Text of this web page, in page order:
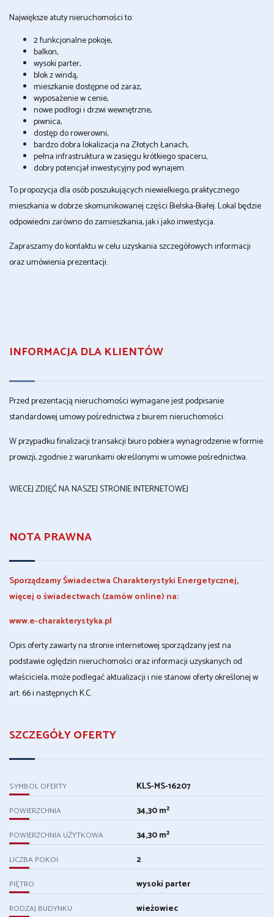
Największe atuty nieruchomości to:
2 funkcjonalne pokoje,
balkon,
wysoki parter,
blok z windą,
mieszkanie dostępne od zaraz,
wyposażenie w cenie,
nowe podłogi i drzwi wewnętrzne,
piwnica,
dostęp do rowerowni,
bardzo dobra lokalizacja na Złotych Łanach,
pełna infrastruktura w zasięgu krótkiego spaceru,
dobry potencjał inwestycyjny pod wynajem.
To propozycja dla osób poszukujących niewielkiego, praktycznego
mieszkania w dobrze skomunikowanej części Bielska-Białej. Lokal będzie
odpowiedni zarówno do zamieszkania, jak i jako inwestycja.
Zapraszamy do kontaktu w celu uzyskania szczegółowych informacji
oraz umówienia prezentacji.
INFORMACJA DLA KLIENTÓW
Przed prezentacją nieruchomości wymagane jest podpisanie
standardowej umowy pośrednictwa z biurem nieruchomości.
W przypadku finalizacji transakcji biuro pobiera wynagrodzenie w formie
prowizji, zgodnie z warunkami określonymi w umowie pośrednictwa.
WIECEJ ZDJĘĆ NA NASZEJ STRONIE INTERNETOWEJ
NOTA PRAWNA
Sporządzamy Świadectwa Charakterystyki Energetycznej,
więcej o świadectwach (zamów online) na:
www.e-charakterystyka.pl
Opis oferty zawarty na stronie internetowej sporządzany jest na
podstawie oględzin nieruchomości oraz informacji uzyskanych od
właściciela, może podlegać aktualizacji i nie stanowi oferty określonej w
art. 66 i następnych K.C.
SZCZEGÓŁY OFERTY
SYMBOL OFERTY KLS-MS-16207
POWIERZCHNIA 34,30 m²
POWIERZCHNIA UŻYTKOWA 34,30 m²
LICZBA POKOI 2
PIĘTRO wysoki parter
RODZAJ BUDYNKU wieżowiec